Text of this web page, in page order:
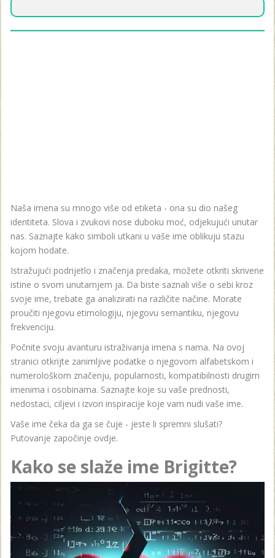
Naša imena su mnogo više od etiketa - ona su dio našeg
identiteta. Slova i zvukovi nose duboku moć, odjekujući unutar
nas. Saznajte kako simboli utkani u vaše ime oblikuju stazu
kojom hodate.
Istražujući podrijetlo i značenja predaka, možete otkriti skrivene
istine o svom unutarnjem ja. Da biste saznali više o sebi kroz
svoje ime, trebate ga analizirati na različite načine. Morate
proučiti njegovu etimologiju, njegovu semantiku, njegovu
frekvenciju.
Počnite svoju avanturu istraživanja imena s nama. Na ovoj
stranici otkrijte zanimljive podatke o njegovom alfabetskom i
numerološkom značenju, popularnosti, kompatibilnosti drugim
imenima i osobinama. Saznajte koje su vaše prednosti,
nedostaci, ciljevi i izvori inspiracije koje vam nudi vaše ime.
Vaše ime čeka da ga se čuje - jeste li spremni slušati?
Putovanje započinje ovdje.
Kako se slaže ime Brigitte?